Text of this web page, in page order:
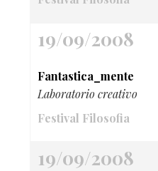
19/09/2008
Fantastica_mente
Laboratorio creativo
Festival Filosofia
19/09/2008